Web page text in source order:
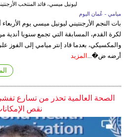
ليونيل ميسي، قائد المنتخب
ميامي - عُمان اليوم
بات النجم الأرجنتيني ليونيل ميسي يوم
لكرة القدم، المسابقة التي تجمع سنويا أندية
أرضه ض�...
المزيد
الصحة العالمية تحذر من تسارع
نقص